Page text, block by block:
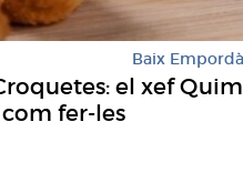
Baix Empordà
el xef Quim
fer-les